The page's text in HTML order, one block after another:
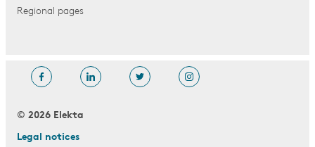
Regional pages
© 2026 Elekta
Legal notices